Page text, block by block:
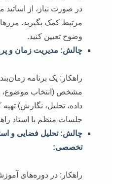
در صورت نیاز، از
مرتبط کمک بگیرید.
وضوح تعیین کنید.
چالش: مدیریت زمان و
راهکار: یک برنامه
مشخص (انتخاب موضوع،
داده، تحلیل، نگارش) تهیه
جلسات منظم با استاد
چالش: تحلیل فضایی و
تخصصی: